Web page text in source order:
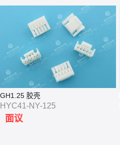
GH1.25 胶壳
HYC41-NY-125
面议